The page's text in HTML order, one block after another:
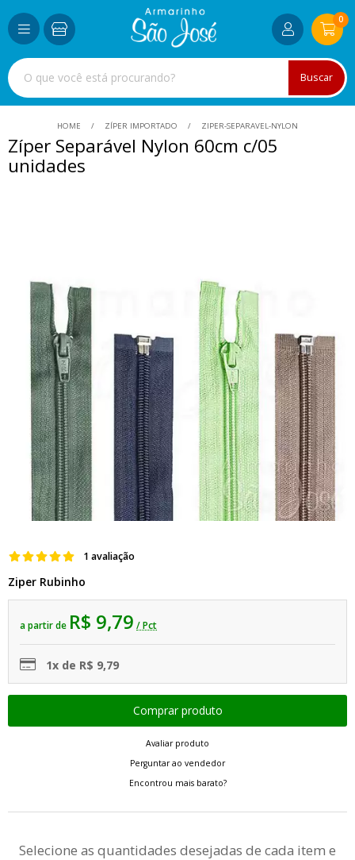
Buscar
0
HOME ZÍPER IMPORTADO ZIPER-SEPARAVEL-NYLON
Zíper Separável Nylon 60cm c/05
unidades
1 avaliação
Ziper Rubinho
a partir de R$ 9,79 / Pct
1x de R$ 9,79
Avaliar produto
Perguntar ao vendedor
Encontrou mais barato?
Selecione as quantidades desejadas de cada item e